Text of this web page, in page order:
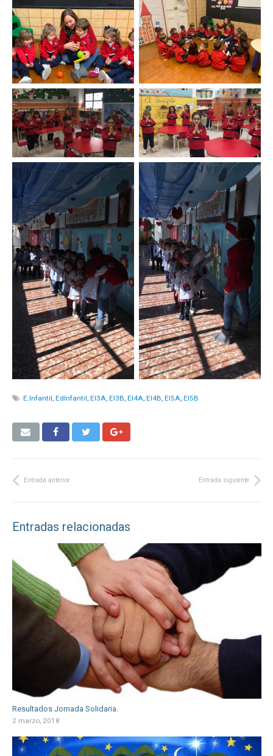
E.Infantil,EdInfantil,EI3A,EI3B,EI4A,EI4B,EI5A,EI5B
Entrada anterior Entrada siguiente
Entradas relacionadas
Resultados Jornada Solidaria.
2 marzo, 2018